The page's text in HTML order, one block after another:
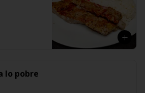
lo pobre